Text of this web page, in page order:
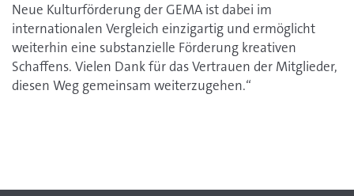
Neue Kulturförderung der GEMA ist dabei im
internationalen Vergleich einzigartig und ermöglicht
weiterhin eine substanzielle Förderung kreativen
Schaffens. Vielen Dank für das Vertrauen der Mitglieder,
diesen Weg gemeinsam weiterzugehen.“